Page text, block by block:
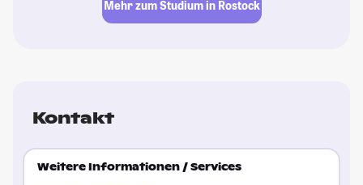
Mehr zum Studium in Rostock
Kontakt
Weitere Informationen / Services